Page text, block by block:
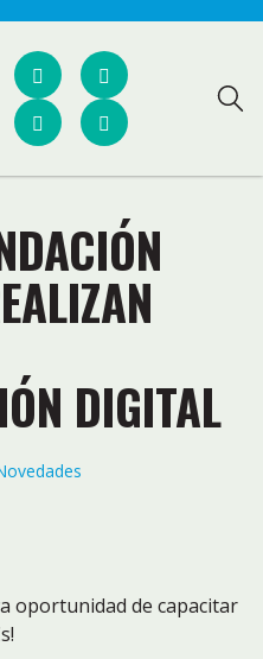
DIGITAL
oportunidad de capacitar